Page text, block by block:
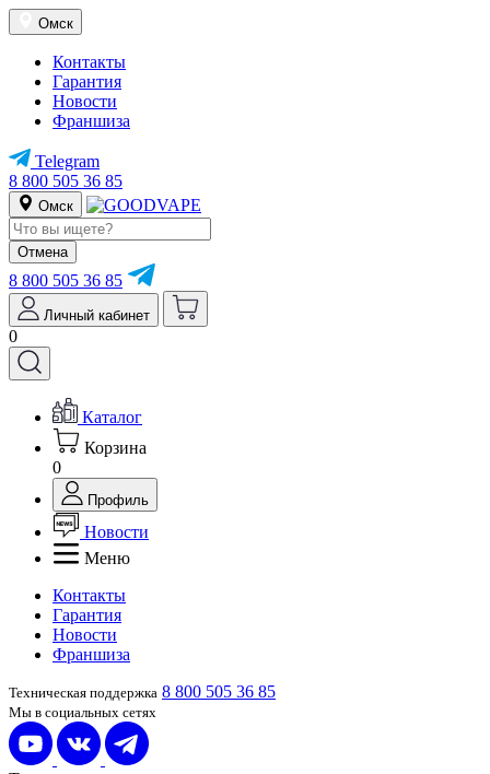
Омск
Контакты
Гарантия
Новости
Франшиза
Telegram
8 800 505 36 85
Омск
Отмена
8 800 505 36 85
Личный кабинет
0
Каталог
Корзина
0
Профиль
Новости
Меню
Контакты
Гарантия
Новости
Франшиза
Техническая поддержка 8 800 505 36 85
Мы в социальных сетях